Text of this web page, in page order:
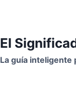
El
La guía